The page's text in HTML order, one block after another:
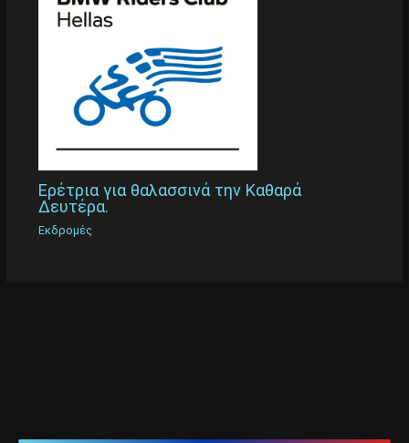
Ερέτρια για θαλασσινά την Καθαρά
Δευτέρα.
Εκδρομές